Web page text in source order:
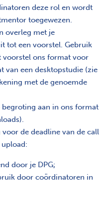
deze rol en wordt
toegewezen.
overleg met je
tot een voorstel. Gebruik
voorstel ons format voor
van een desktopstudie (zie
met de genoemde
begroting aan in ons format
de deadline van de call
door je DPG;
door coördinatoren in